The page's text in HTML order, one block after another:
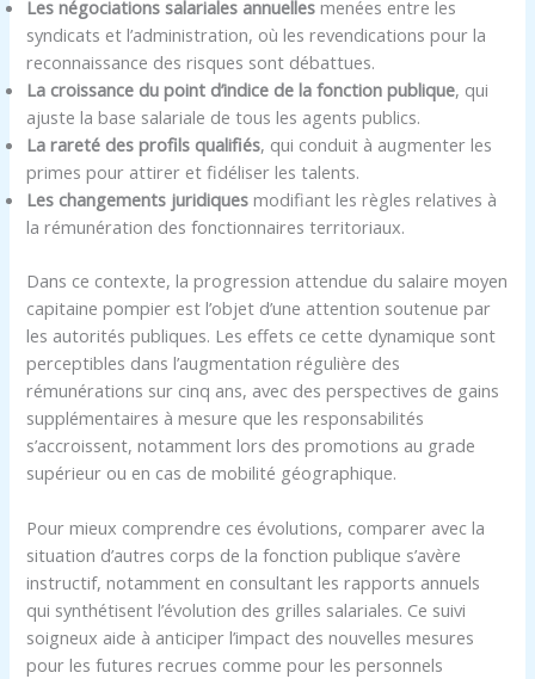
Les négociations salariales annuelles menées entre les
syndicats et l’administration, où les revendications pour la
reconnaissance des risques sont débattues.
La croissance du point d’indice de la fonction publique, qui
ajuste la base salariale de tous les agents publics.
La rareté des profils qualifiés, qui conduit à augmenter les
primes pour attirer et fidéliser les talents.
Les changements juridiques modifiant les règles relatives à
la rémunération des fonctionnaires territoriaux.
Dans ce contexte, la progression attendue du salaire moyen
capitaine pompier est l’objet d’une attention soutenue par
les autorités publiques. Les effets ce cette dynamique sont
perceptibles dans l’augmentation régulière des
rémunérations sur cinq ans, avec des perspectives de gains
supplémentaires à mesure que les responsabilités
s’accroissent, notamment lors des promotions au grade
supérieur ou en cas de mobilité géographique.
Pour mieux comprendre ces évolutions, comparer avec la
situation d’autres corps de la fonction publique s’avère
instructif, notamment en consultant les rapports annuels
qui synthétisent l’évolution des grilles salariales. Ce suivi
soigneux aide à anticiper l’impact des nouvelles mesures
pour les futures recrues comme pour les personnels